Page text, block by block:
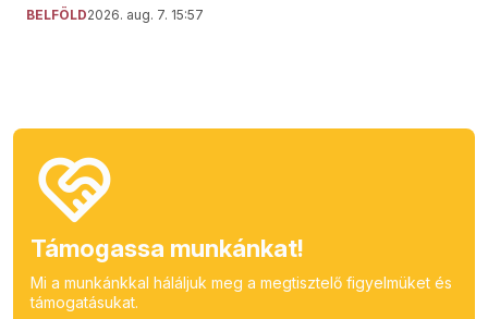
BELFÖLD2026. aug. 7. 15:57
Támogassa munkánkat!
Mi a munkánkkal háláljuk meg a megtisztelő figyelmüket és
támogatásukat.